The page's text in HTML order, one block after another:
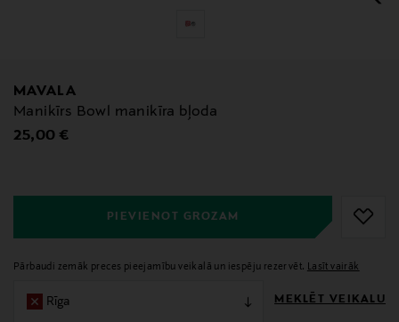
MAVALA
Manikīrs Bowl manikīra bļoda
Original Price
25,00 €
PIEVIENOT GROZAM
Pārbaudi zemāk preces pieejamību veikalā un iespēju rezervēt. Lasīt vairāk
Rīga MEKLĒT VEIKALU